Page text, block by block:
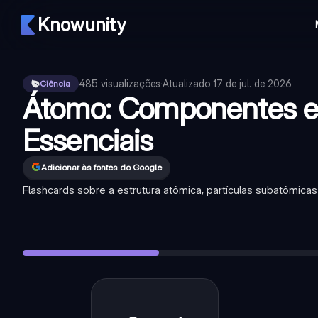
Knowunity
Ciência 485 visualizações·Atualizado 17 de jul. de 2026
Átomo: Componentes
Essenciais
Adicionar às fontes do Google
Flashcards sobre a estrutura atômica, partículas
O que é o número de massa (A)?
Quais são as três partículas subatômicas principais?
Qual a carga elétrica de um próton?
Carga positiva (+1).